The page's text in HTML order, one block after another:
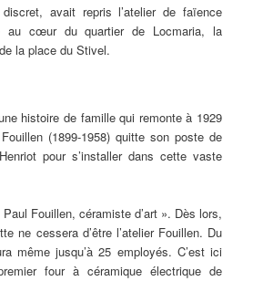
avait repris l’atelier de faïence
au cœur du quartier de Locmaria, la
la place du Stivel.
histoire de famille qui remonte à 1929
(1899-1958) quitte son poste de
pour s’installer dans cette vaste
Fouillen, céramiste d’art ». Dès lors,
ne cessera d’être l’atelier Fouillen. Du
même jusqu’à 25 employés. C’est ici
four à céramique électrique de